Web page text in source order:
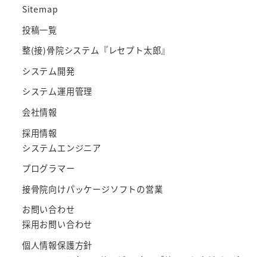
Sitemap
投稿一覧
整(接)骨院システム『レセプト太郎』
システム開発
システム運用管理
会社情報
採用情報
システムエンジニア
プログラマー
接骨院向けパッケージソフトの営業
お問い合わせ
採用お問い合わせ
個人情報保護方針